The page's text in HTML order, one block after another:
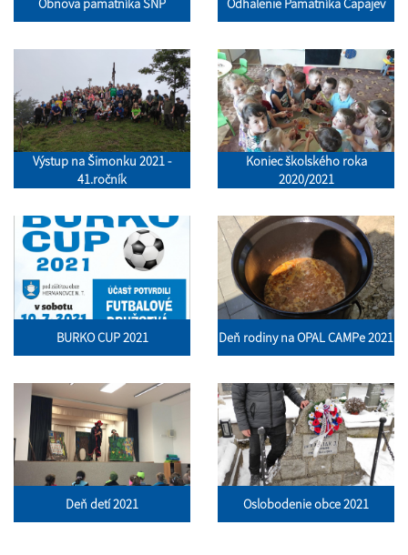
Obnova pamätníka SNP Odhalenie Pamätníka Čapajev
Výstup na Šimonku 2021 -
41.ročník
Koniec školského roka
2020/2021
BURKO CUP 2021 Deň rodiny na OPAL CAMPe 2021
Deň detí 2021 Oslobodenie obce 2021